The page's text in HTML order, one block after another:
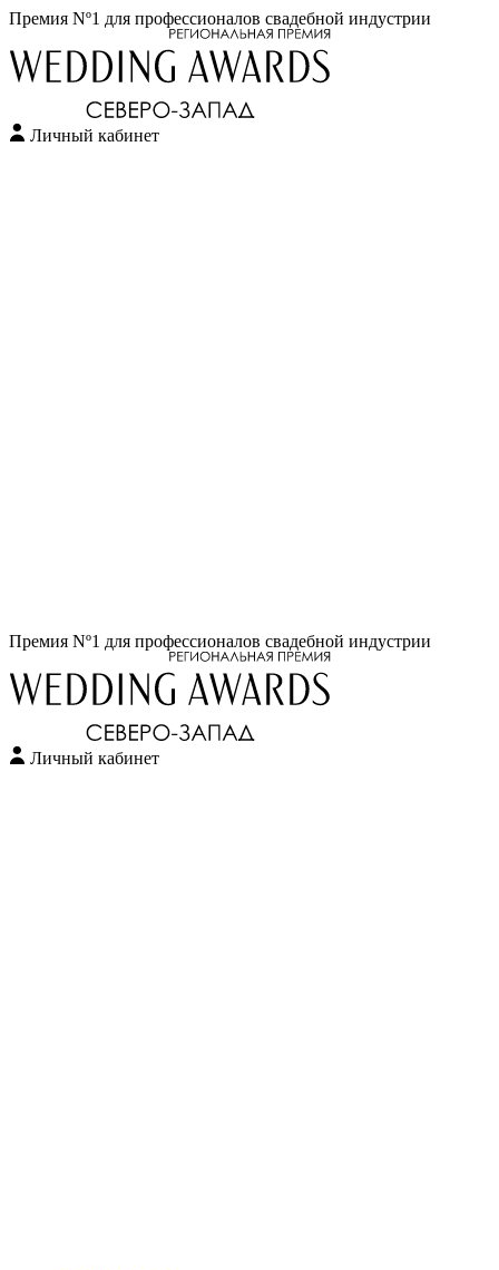
Премия Nº1 для профессионалов свадебной индустрии
Личный кабинет
Перейти
содержимому
Премия Nº1 для профессионалов свадебной индустрии
Личный кабинет